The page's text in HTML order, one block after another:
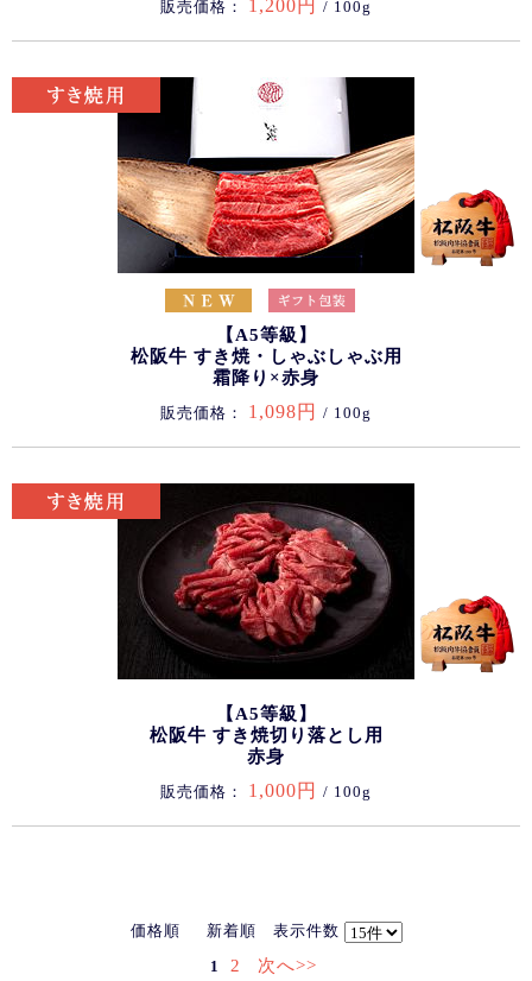
販売価格： 1,200円 / 100g
【A5等級】
松阪牛 すき焼・しゃぶしゃぶ用
霜降り×赤身
販売価格： 1,098円 / 100g
【A5等級】
松阪牛 すき焼切り落とし用
赤身
販売価格： 1,000円 / 100g
価格順 新着順 表示件数
1 2 次へ>>